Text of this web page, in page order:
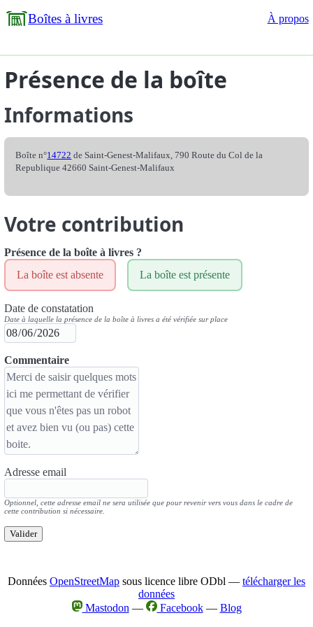
Boîtes à livres À propos
Présence de la boîte
Informations
Boîte n°14722 de Saint-Genest-Malifaux, 790 Route du Col de la
Republique 42660 Saint-Genest-Malifaux
Votre contribution
Présence de la boîte à livres ?
La boîte est absente
La boîte est présente
Date de constatation
Date à laquelle la présence de la boîte à livres a été vérifiée sur place
Commentaire
Adresse email
Optionnel, cette adresse email ne sera utilisée que pour revenir vers vous dans le cadre de
cette contribution si nécessaire.
Valider
Données OpenStreetMap sous licence libre ODbl — télécharger les
données
Mastodon — Facebook— Blog